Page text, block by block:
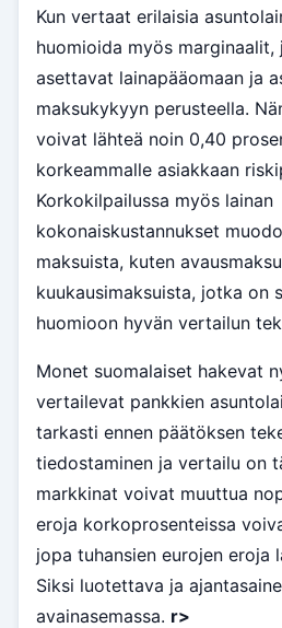
Kun vertaat erilaisia
huomioida myös
asettavat lainapääomaan ja
maksukykyyn perusteella.
voivat lähteä noin 0,40
korkeammalle asiakkaan
Korkokilpailussa myös lainan
kokonaiskustannukset
maksuista, kuten
kuukausimaksuista, jotka on
huomioon hyvän vertailun
Monet suomalaiset hakevat
vertailevat pankkien
tarkasti ennen päätöksen
tiedostaminen ja vertailu on
markkinat voivat muuttua
eroja korkoprosenteissa
jopa tuhansien eurojen eroja
Siksi luotettava ja
avainasemassa. r>